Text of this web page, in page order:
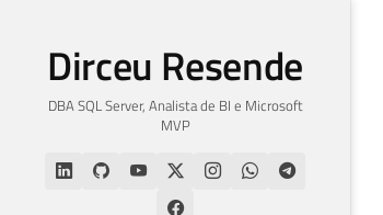
Dirceu Resende
DBA SQL Server, Analista de BI e Microsoft
MVP